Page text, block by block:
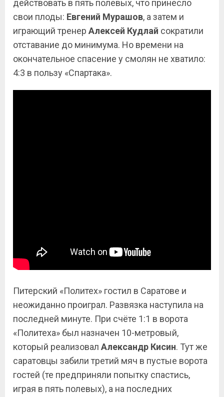
действовать в пять полевых, что принесло
свои плоды: Евгений Мурашов, а затем и
играющий тренер Алексей Кудлай сократили
отставание до минимума. Но времени на
окончательное спасение у смолян не хватило:
4:3 в пользу «Спартака».
Питерский «Политех» гостил в Саратове и
неожиданно проиграл. Развязка наступила на
последней минуте. При счёте 1:1 в ворота
«Политеха» был назначен 10-метровый,
который реализовал Александр Кисин. Тут же
саратовцы забили третий мяч в пустые ворота
гостей (те предприняли попытку спастись,
играя в пять полевых), а на последних